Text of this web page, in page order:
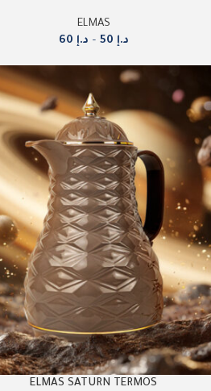
ELMAS
د.إ
– د.إ
ELMAS SATURN TERMOS